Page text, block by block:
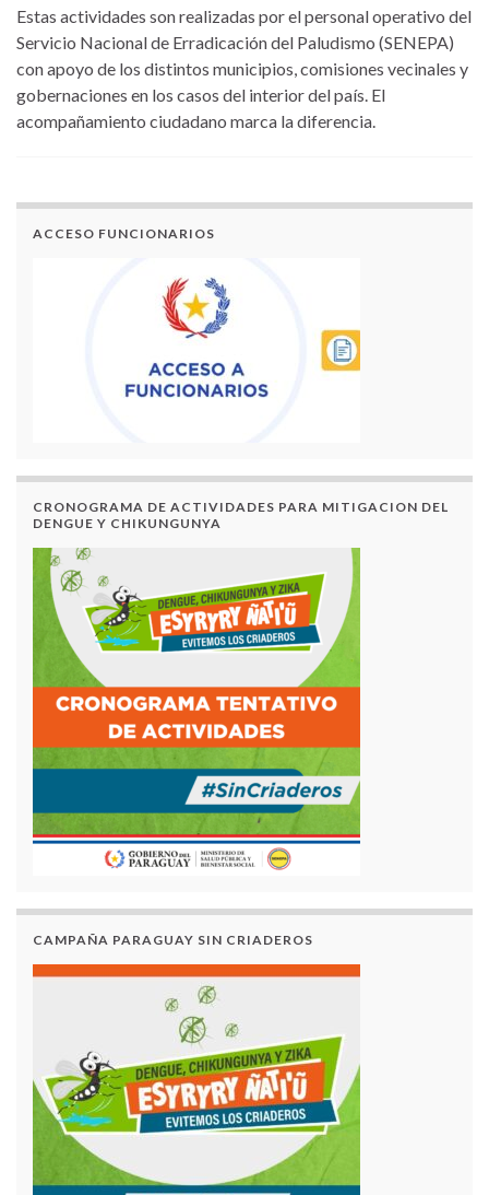
Estas actividades son realizadas por el personal operativo del
Servicio Nacional de Erradicación del Paludismo (SENEPA)
con apoyo de los distintos municipios, comisiones vecinales y
gobernaciones en los casos del interior del país. El
acompañamiento ciudadano marca la diferencia.
ACCESO FUNCIONARIOS
CRONOGRAMA DE ACTIVIDADES PARA MITIGACION DEL
DENGUE Y CHIKUNGUNYA
CAMPAÑA PARAGUAY SIN CRIADEROS